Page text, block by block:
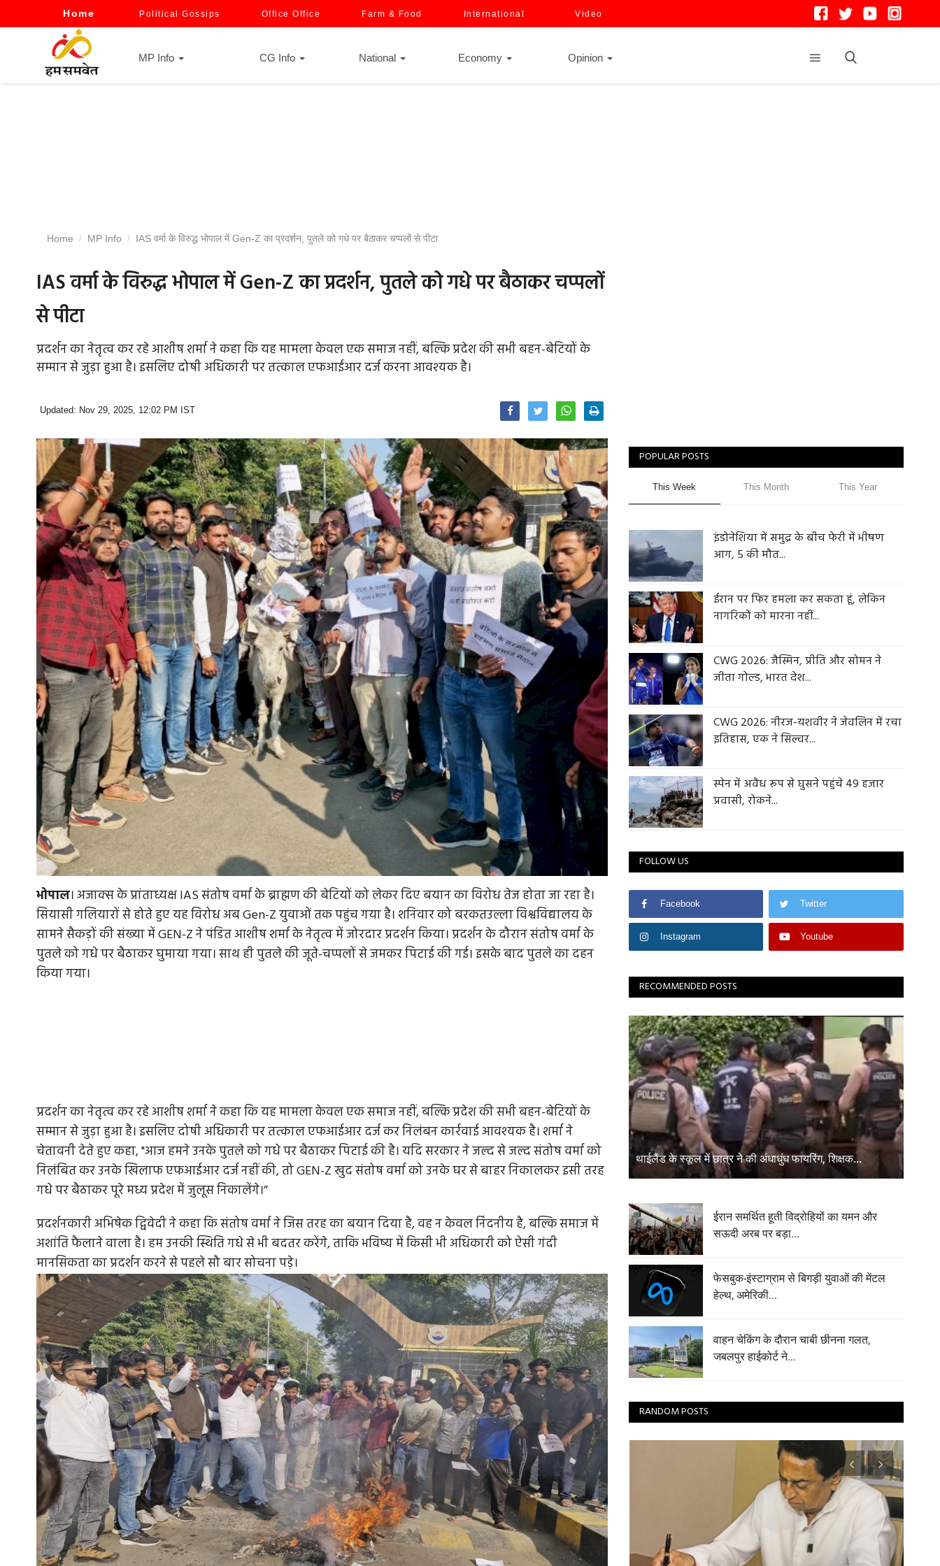
Home Political Gossips Office Office Farm & Food International Video
MP Info CG Info National Economy Opinion
Home MP Info IAS वर्मा के विरुद्ध भोपाल में Gen-Z का प्रदर्शन, पुतले को गधे पर बैठाकर चप्पलों से पीटा
IAS वर्मा के विरुद्ध भोपाल में Gen-Z का प्रदर्शन, पुतले को गधे पर बैठाकर चप्पलों
से पीटा
प्रदर्शन का नेतृत्व कर रहे आशीष शर्मा ने कहा कि यह मामला केवल एक समाज नहीं, बल्कि प्रदेश की सभी बहन-बेटियों के
सम्मान से जुड़ा हुआ है। इसलिए दोषी अधिकारी पर तत्काल एफआईआर दर्ज करना आवश्यक है।
Updated: Nov 29, 2025, 12:02 PM IST
भोपाल। अजाक्स के प्रांताध्यक्ष IAS संतोष वर्मा के ब्राह्मण की बेटियों को लेकर दिए बयान का विरोध तेज होता जा रहा है।
सियासी गलियारों से होते हुए यह विरोध अब Gen-Z युवाओं तक पहुंच गया है। शनिवार को बरकतउल्ला विश्वविद्यालय के
सामने सैकड़ों की संख्या में GEN-Z ने पंडित आशीष शर्मा के नेतृत्व में जोरदार प्रदर्शन किया। प्रदर्शन के दौरान संतोष वर्मा के
पुतले को गधे पर बैठाकर घुमाया गया। साथ ही पुतले की जूते-चप्पलों से जमकर पिटाई की गई। इसके बाद पुतले का दहन
किया गया।
प्रदर्शन का नेतृत्व कर रहे आशीष शर्मा ने कहा कि यह मामला केवल एक समाज नहीं, बल्कि प्रदेश की सभी बहन-बेटियों के
सम्मान से जुड़ा हुआ है। इसलिए दोषी अधिकारी पर तत्काल एफआईआर दर्ज कर निलंबन कार्रवाई आवश्यक है। शर्मा ने
चेतावनी देते हुए कहा, "आज हमने उनके पुतले को गधे पर बैठाकर पिटाई की है। यदि सरकार ने जल्द से जल्द संतोष वर्मा को
निलंबित कर उनके खिलाफ एफआईआर दर्ज नहीं की, तो GEN-Z खुद संतोष वर्मा को उनके घर से बाहर निकालकर इसी तरह
गधे पर बैठाकर पूरे मध्य प्रदेश में जुलूस निकालेंगे।”
प्रदर्शनकारी अभिषेक द्विवेदी ने कहा कि संतोष वर्मा ने जिस तरह का बयान दिया है, वह न केवल निंदनीय है, बल्कि समाज में
अशांति फैलाने वाला है। हम उनकी स्थिति गधे से भी बदतर करेंगे, ताकि भविष्य में किसी भी अधिकारी को ऐसी गंदी
मानसिकता का प्रदर्शन करने से पहले सौ बार सोचना पड़े।
POPULAR POSTS
This Week This Month This Year
इंडोनेशिया में समुद्र के बीच फेरी में भीषण
आग, 5 की मौत...
ईरान पर फिर हमला कर सकता हूं, लेकिन
नागरिकों को मारना नहीं...
CWG 2026: जैस्मिन, प्रीति और सोमन ने
जीता गोल्ड, भारत देश...
CWG 2026: नीरज-यशवीर ने जेवलिन में रचा
इतिहास, एक ने सिल्वर...
स्पेन में अवैध रूप से घुसने पहुंचे 49 हजार
प्रवासी, रोकने...
FOLLOW US
Facebook Twitter
Instagram Youtube
RECOMMENDED POSTS
थाईलैंड के स्कूल में छात्र ने की अंधाधुंध फायरिंग, शिक्षक...
ईरान समर्थित हूती विद्रोहियों का यमन और
सऊदी अरब पर बड़ा...
फेसबुक-इंस्टाग्राम से बिगड़ी युवाओं की मेंटल
हेल्थ, अमेरिकी...
वाहन चेकिंग के दौरान चाबी छीनना गलत,
जबलपुर हाईकोर्ट ने...
RANDOM POSTS